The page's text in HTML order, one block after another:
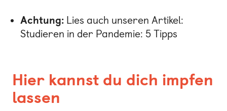
Achtung: Lies auch unseren Artikel:
Studieren in der Pandemie: 5 Tipps
Hier kannst du dich impfen
lassen